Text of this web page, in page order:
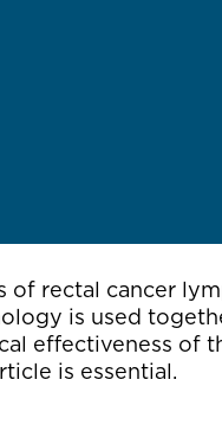
of rectal cancer
is used
effectiveness of
is essential.